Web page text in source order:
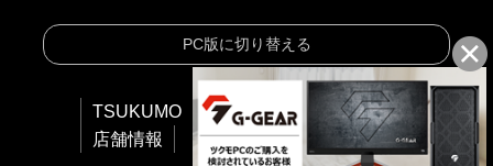
PC版に切り替える
TSUKUMO 会社情報
ご利用規約
店舗情報